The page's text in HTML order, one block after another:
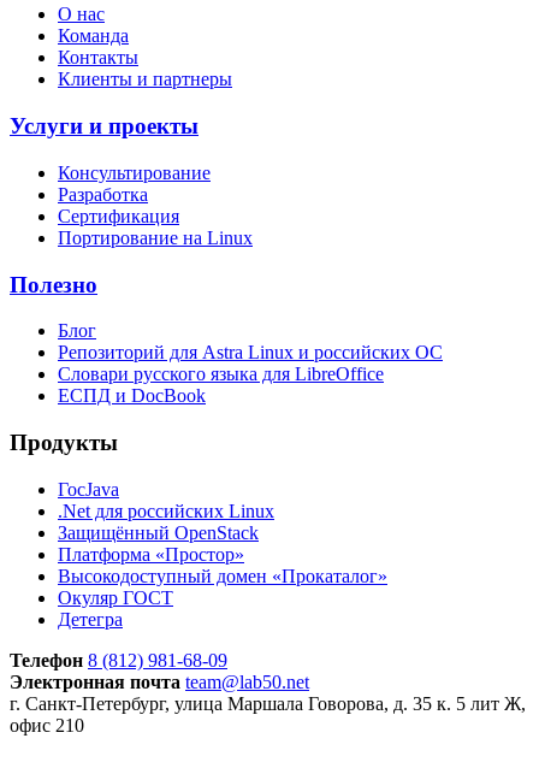
О нас
Команда
Контакты
Клиенты и партнеры
Услуги и проекты
Консультирование
Разработка
Сертификация
Портирование на Linux
Полезно
Блог
Репозиторий для Astra Linux и российских ОС
Словари русского языка для LibreOffice
ЕСПД и DocBook
Продукты
ГосJava
.Net для российских Linux
Защищённый OpenStack
Платформа «Простор»
Высокодоступный домен «Прокаталог»
Окуляр ГОСТ
Детегра
Телефон 8 (812) 981-68-09
Электронная почта team@lab50.net
г. Санкт-Петербург, улица Маршала Говорова, д. 35 к. 5 лит Ж,
офис 210